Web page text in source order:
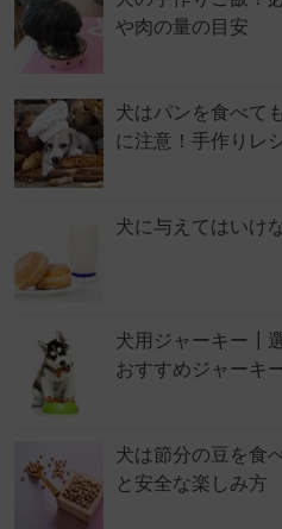
や肉の量の目安
犬はパンを食べて
に注意！手作りレ
犬に与えてはいけ
犬用ジャーキー┃
おすすめジャーキ
犬は節分の豆を食
と安全な楽しみ方